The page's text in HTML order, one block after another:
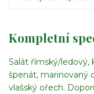
Kompletní
Salát římský/ledový,
špenát, marinovaný
vlašský ořech.